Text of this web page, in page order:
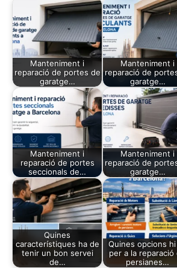
Manteniment i
reparació de portes de
garatge…
Manteniment i
reparació de
garatge…
Manteniment i
reparació de portes
seccionals de…
Manteniment i
reparació de
garatge…
Quines
característiques ha de
tenir un bon servei
de…
Quines opcions hi
per a la reparació
persianes…